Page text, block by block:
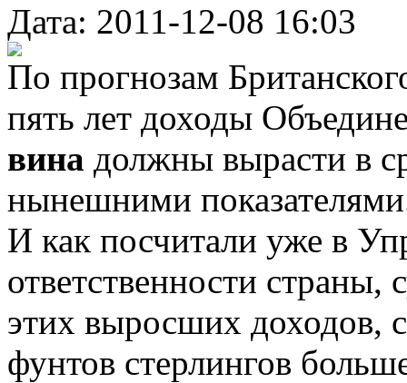
Дата: 2011-12-08 16:03
По прогнозам
пять лет доходы
вина должны вырасти в
нынешними
И как посчитали уже в
ответственности страны,
этих выросших доходов,
фунтов стерлингов